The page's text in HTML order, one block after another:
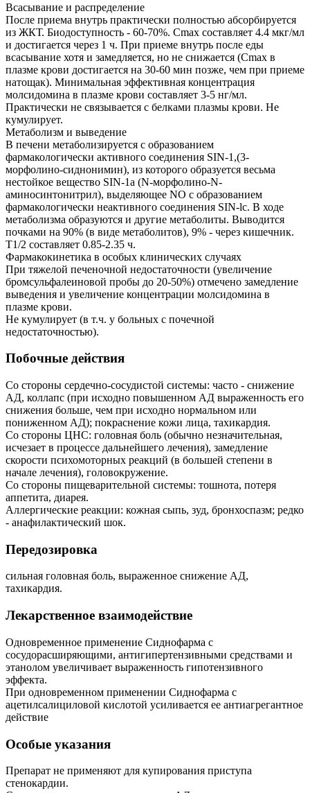
Всасывание и распределение
После приема внутрь практически полностью абсорбируется
из ЖКТ. Биодоступность - 60-70%. Cmax составляет 4.4 мкг/мл
и достигается через 1 ч. При приеме внутрь после еды
всасывание хотя и замедляется, но не снижается (Cmax в
плазме крови достигается на 30-60 мин позже, чем при приеме
натощак). Минимальная эффективная концентрация
молсидомина в плазме крови составляет 3-5 нг/мл.
Практически не связывается с белками плазмы крови. Не
кумулирует.
Метаболизм и выведение
В печени метаболизируется с образованием
фармакологически активного соединения SIN-1,(3-
морфолино-сиднонимин), из которого образуется весьма
нестойкое вещество SIN-1а (N-морфолино-N-
аминосинтонитрил), выделяющее NO с образованием
фармакологически неактивного соединения SIN-lc. В ходе
метаболизма образуются и другие метаболиты. Выводится
почками на 90% (в виде метаболитов), 9% - через кишечник.
T1/2 составляет 0.85-2.35 ч.
Фармакокинетика в особых клинических случаях
При тяжелой печеночной недостаточности (увеличение
бромсульфалеиновой пробы до 20-50%) отмечено замедление
выведения и увеличение концентрации молсидомина в
плазме крови.
Не кумулирует (в т.ч. у больных с почечной
недостаточностью).
Побочные действия
Со стороны сердечно-сосудистой системы: часто - снижение
АД, коллапс (при исходно повышенном АД выраженность его
снижения больше, чем при исходно нормальном или
пониженном АД); покраснение кожи лица, тахикардия.
Со стороны ЦНС: головная боль (обычно незначительная,
исчезает в процессе дальнейшего лечения), замедление
скорости психомоторных реакций (в большей степени в
начале лечения), головокружение.
Со стороны пищеварительной системы: тошнота, потеря
аппетита, диарея.
Аллергические реакции: кожная сыпь, зуд, бронхоспазм; редко
- анафилактический шок.
Передозировка
сильная головная боль, выраженное снижение АД,
тахикардия.
Лекарственное взаимодействие
Одновременное применение Сиднофарма с
сосудорасширяющими, антигипертензивными средствами и
этанолом увеличивает выраженность гипотензивного
эффекта.
При одновременном применении Сиднофарма с
ацетилсалициловой кислотой усиливается ее антиагрегантное
действие
Особые указания
Препарат не применяют для купирования приступа
стенокардии.